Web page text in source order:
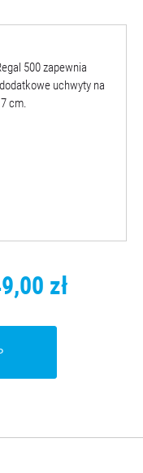
500 zapewnia
uchwyty na
cm.
zł